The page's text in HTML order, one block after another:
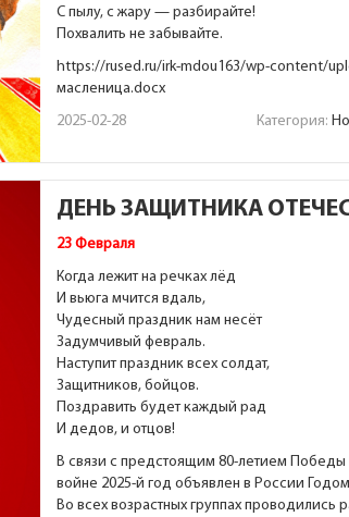
С пылу, с жару — разбирайте!
Похвалить не забывайте.
https://rused.ru/irk-mdou163/wp-content/
масленица.docx
2025-02-28
Категория:
ДЕНЬ ЗАЩИТНИКА
23 Февраля
Когда лежит на речках лёд
И вьюга мчится вдаль,
Чудесный праздник нам несёт
Задумчивый февраль.
Наступит праздник всех солдат,
Защитников, бойцов.
Поздравить будет каждый рад
И дедов, и отцов!
В связи с предстоящим 80-летием Победы
войне 2025-й год объявлен в России
Во всех возрастных группах проводились